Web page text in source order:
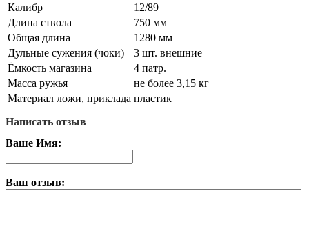
Калибр
12/89
Длина ствола
750 мм
Общая длина
1280 мм
Дульные сужения (чоки)
3 шт. внешние
Ёмкость магазина
4 патр.
Масса ружья
не более 3,15 кг
Материал ложи, приклада пластик
Написать отзыв
Ваше Имя:
Ваш отзыв: